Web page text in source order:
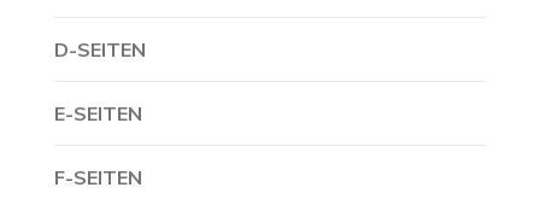
D-SEITEN
E-SEITEN
F-SEITEN